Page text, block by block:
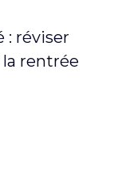
: réviser
rentrée